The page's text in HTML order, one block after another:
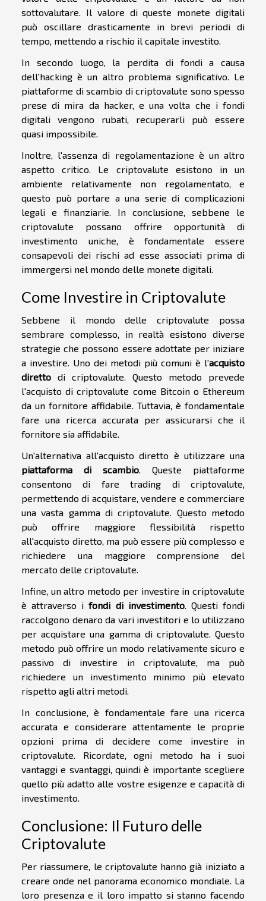
sottovalutare. Il valore di queste monete digitali
può oscillare drasticamente in brevi periodi di
tempo, mettendo a rischio il capitale investito.
In secondo luogo, la perdita di fondi a causa
dell'hacking è un altro problema significativo. Le
piattaforme di scambio di criptovalute sono spesso
prese di mira da hacker, e una volta che i fondi
digitali vengono rubati, recuperarli può essere
quasi impossibile.
Inoltre, l'assenza di regolamentazione è un altro
aspetto critico. Le criptovalute esistono in un
ambiente relativamente non regolamentato, e
questo può portare a una serie di complicazioni
legali e finanziarie. In conclusione, sebbene le
criptovalute possano offrire opportunità di
investimento uniche, è fondamentale essere
consapevoli dei rischi ad esse associati prima di
immergersi nel mondo delle monete digitali.
Come Investire in Criptovalute
Sebbene il mondo delle criptovalute possa
sembrare complesso, in realtà esistono diverse
strategie che possono essere adottate per iniziare
a investire. Uno dei metodi più comuni è l'acquisto
diretto di criptovalute. Questo metodo prevede
l'acquisto di criptovalute come Bitcoin o Ethereum
da un fornitore affidabile. Tuttavia, è fondamentale
fare una ricerca accurata per assicurarsi che il
fornitore sia affidabile.
Un'alternativa all'acquisto diretto è utilizzare una
piattaforma di scambio. Queste piattaforme
consentono di fare trading di criptovalute,
permettendo di acquistare, vendere e commerciare
una vasta gamma di criptovalute. Questo metodo
può offrire maggiore flessibilità rispetto
all'acquisto diretto, ma può essere più complesso e
richiedere una maggiore comprensione del
mercato delle criptovalute.
Infine, un altro metodo per investire in criptovalute
è attraverso ifondi di investimento. Questi fondi
raccolgono denaro da vari investitori e lo utilizzano
per acquistare una gamma di criptovalute. Questo
metodo può offrire un modo relativamente sicuro e
passivo di investire in criptovalute, ma può
richiedere un investimento minimo più elevato
rispetto agli altri metodi.
In conclusione, è fondamentale fare una ricerca
accurata e considerare attentamente le proprie
opzioni prima di decidere come investire in
criptovalute. Ricordate, ogni metodo ha i suoi
vantaggi e svantaggi, quindi è importante scegliere
quello più adatto alle vostre esigenze e capacità di
investimento.
Conclusione: Il Futuro delle
Criptovalute
Per riassumere, le criptovalute hanno già iniziato a
creare onde nel panorama economico mondiale. La
loro presenza e il loro impatto si stanno facendo